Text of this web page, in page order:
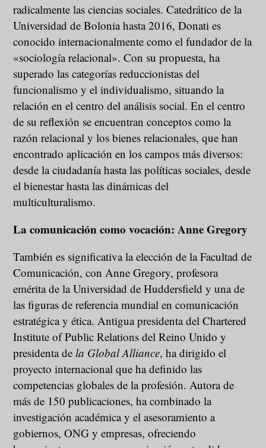
radicalmente las ciencias sociales. Catedrático de la
Universidad de Bolonia hasta 2016, Donati es
conocido internacionalmente como el fundador de la
«sociología relacional». Con su propuesta, ha
superado las categorías reduccionistas del
funcionalismo y el individualismo, situando la
relación en el centro del análisis social. En el centro
de su reflexión se encuentran conceptos como la
razón relacional y los bienes relacionales, que han
encontrado aplicación en los campos más diversos:
desde la ciudadanía hasta las políticas sociales, desde
el bienestar hasta las dinámicas del
multiculturalismo.
La comunicación como vocación: Anne Gregory
También es significativa la elección de la Facultad de
Comunicación, con Anne Gregory, profesora
emérita de la Universidad de Huddersfield y una de
las figuras de referencia mundial en comunicación
estratégica y ética. Antigua presidenta del Chartered
Institute of Public Relations del Reino Unido y
presidenta dela Global Alliance, ha dirigido el
proyecto internacional que ha definido las
competencias globales de la profesión. Autora de
más de 150 publicaciones, ha combinado la
investigación académica y el asesoramiento a
gobiernos, ONG y empresas, ofreciendo